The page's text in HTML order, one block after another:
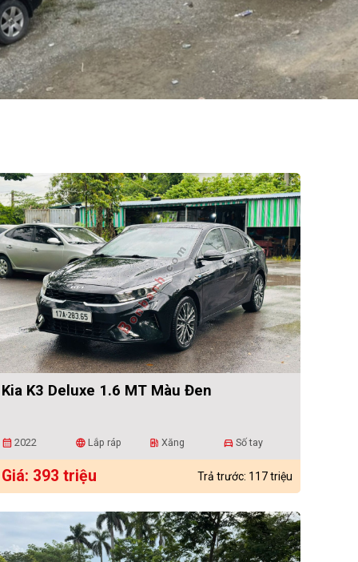
Kia K3 Deluxe 1.6 MT Màu Đen
calendar_month 2022 language Lắp ráp ev_station Xăng directions_car Số tay
Giá: 393 triệu Trả trước: 117 triệu